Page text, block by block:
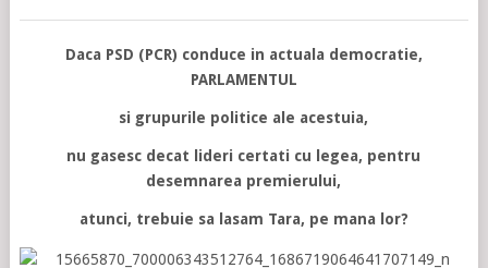
Daca PSD (PCR) conduce in actuala democratie,
PARLAMENTUL
si grupurile politice ale acestuia,
nu gasesc decat lideri certati cu legea, pentru
desemnarea premierului,
atunci, trebuie sa lasam Tara, pe mana lor?